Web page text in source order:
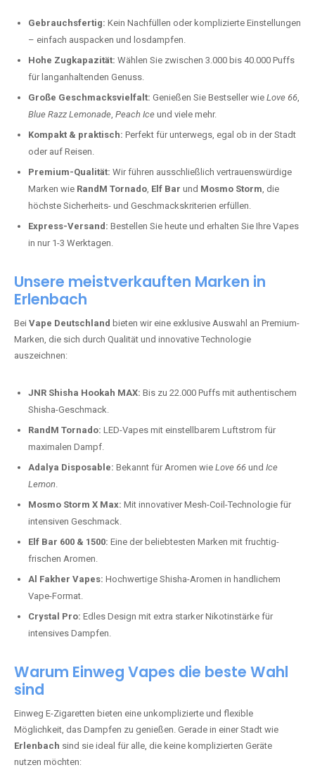
Gebrauchsfertig: Kein Nachfüllen oder komplizierte Einstellungen
– einfach auspacken und losdampfen.
Hohe Zugkapazität: Wählen Sie zwischen 3.000 bis 40.000 Puffs
für langanhaltenden Genuss.
Große Geschmacksvielfalt: Genießen Sie Bestseller wie Love 66,
Blue Razz Lemonade, Peach Ice und viele mehr.
Kompakt & praktisch: Perfekt für unterwegs, egal ob in der Stadt
oder auf Reisen.
Premium-Qualität: Wir führen ausschließlich vertrauenswürdige
Marken wie RandM Tornado, Elf Bar und Mosmo Storm, die
höchste Sicherheits- und Geschmackskriterien erfüllen.
Express-Versand: Bestellen Sie heute und erhalten Sie Ihre Vapes
in nur 1-3 Werktagen.
Unsere meistverkauften Marken in
Erlenbach
Bei Vape Deutschland bieten wir eine exklusive Auswahl an Premium-
Marken, die sich durch Qualität und innovative Technologie
auszeichnen:
JNR Shisha Hookah MAX: Bis zu 22.000 Puffs mit authentischem
Shisha-Geschmack.
RandM Tornado: LED-Vapes mit einstellbarem Luftstrom für
maximalen Dampf.
Adalya Disposable: Bekannt für Aromen wie Love 66 und Ice
Lemon.
Mosmo Storm X Max: Mit innovativer Mesh-Coil-Technologie für
intensiven Geschmack.
Elf Bar 600 & 1500: Eine der beliebtesten Marken mit fruchtig-
frischen Aromen.
Al Fakher Vapes: Hochwertige Shisha-Aromen in handlichem
Vape-Format.
Crystal Pro: Edles Design mit extra starker Nikotinstärke für
intensives Dampfen.
Warum Einweg Vapes die beste Wahl
sind
Einweg E-Zigaretten bieten eine unkomplizierte und flexible
Möglichkeit, das Dampfen zu genießen. Gerade in einer Stadt wie
Erlenbach sind sie ideal für alle, die keine komplizierten Geräte
nutzen möchten: